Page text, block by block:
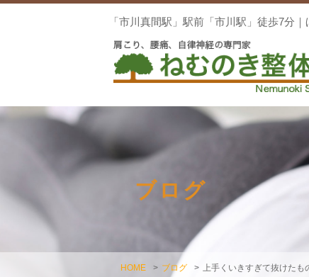
「市川真間駅」駅前「市川駅」徒歩7分
ブログ
HOME > ブログ > 上手くいきすぎて抜けたも